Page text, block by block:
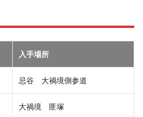
入手場所
忌谷 大禍境側参道
大禍境 匪塚